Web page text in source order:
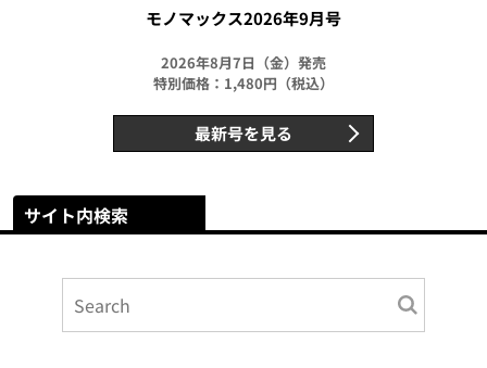
モノマックス2026年9月号
2026年8月7日（金）発売
特別価格：1,480円（税込）
最新号を見る
サイト内検索